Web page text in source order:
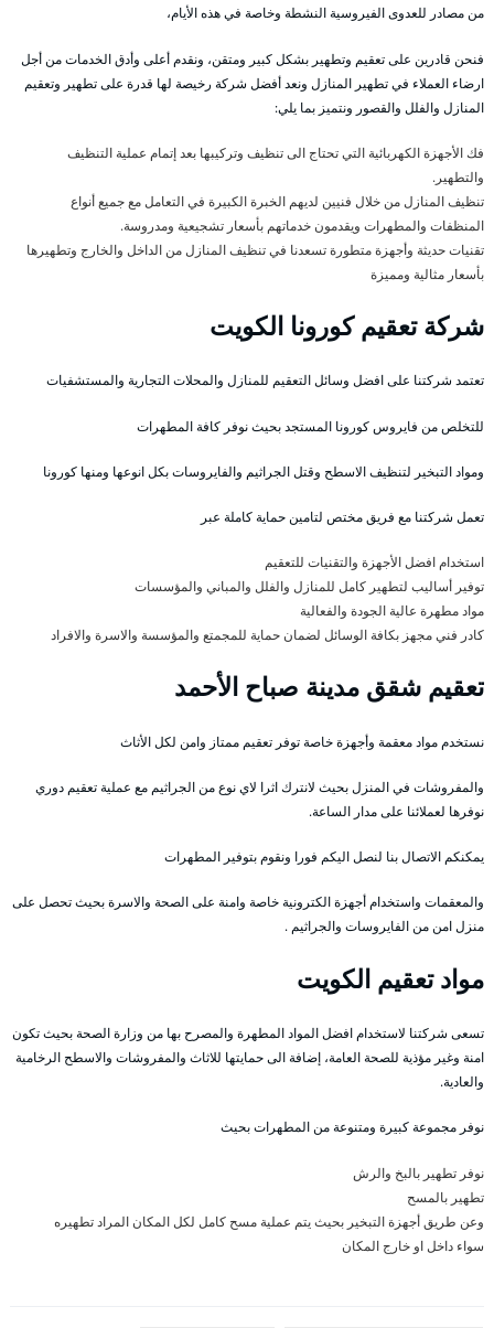
من مصادر للعدوى الفيروسية النشطة وخاصة في هذه الأيام،
فنحن قادرين على تعقيم وتطهير بشكل كبير ومتقن، ونقدم أعلى وأدق الخدمات من أجل
ارضاء العملاء في تطهير المنازل ونعد أفضل شركة رخيصة لها قدرة على تطهير وتعقيم
المنازل والفلل والقصور ونتميز بما يلي:
فك الأجهزة الكهربائية التي تحتاج الى تنظيف وتركيبها بعد إتمام عملية التنظيف
والتطهير.
تنظيف المنازل من خلال فنيين لديهم الخبرة الكبيرة في التعامل مع جميع أنواع
المنظفات والمطهرات ويقدمون خدماتهم بأسعار تشجيعية ومدروسة.
تقنيات حديثة وأجهزة متطورة تسعدنا في تنظيف المنازل من الداخل والخارج وتطهيرها
بأسعار مثالية ومميزة
شركة تعقيم كورونا الكويت
تعتمد شركتنا على افضل وسائل التعقيم للمنازل والمحلات التجارية والمستشفيات
للتخلص من فايروس كورونا المستجد بحيث نوفر كافة المطهرات
ومواد التبخير لتنظيف الاسطح وقتل الجراثيم والفايروسات بكل انوعها ومنها كورونا
تعمل شركتنا مع فريق مختص لتامين حماية كاملة عبر
استخدام افضل الأجهزة والتقنيات للتعقيم
توفير أساليب لتطهير كامل للمنازل والفلل والمباني والمؤسسات
مواد مطهرة عالية الجودة والفعالية
كادر فني مجهز بكافة الوسائل لضمان حماية للمجمتع والمؤسسة والاسرة والافراد
تعقيم شقق مدينة صباح الأحمد
نستخدم مواد معقمة وأجهزة خاصة توفر تعقيم ممتاز وامن لكل الأثاث
والمفروشات في المنزل بحيث لانترك اثرا لاي نوع من الجراثيم مع عملية تعقيم دوري
نوفرها لعملائنا على مدار الساعة.
يمكنكم الاتصال بنا لنصل اليكم فورا ونقوم بتوفير المطهرات
والمعقمات واستخدام أجهزة الكترونية خاصة وامنة على الصحة والاسرة بحيث تحصل على
منزل امن من الفايروسات والجراثيم .
مواد تعقيم الكويت
تسعى شركتنا لاستخدام افضل المواد المطهرة والمصرح بها من وزارة الصحة بحيث تكون
امنة وغير مؤذية للصحة العامة، إضافة الى حمايتها للاثاث والمفروشات والاسطح الرخامية
والعادية.
نوفر مجموعة كبيرة ومتنوعة من المطهرات بحيث
نوفر تطهير بالبخ والرش
تطهير بالمسح
وعن طريق أجهزة التبخير بحيث يتم عملية مسح كامل لكل المكان المراد تطهيره
سواء داخل او خارج المكان